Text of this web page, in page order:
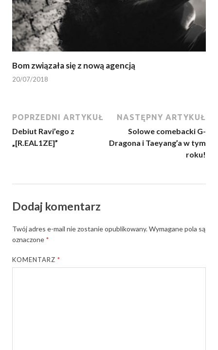
Bom związała się z nową agencją
20/07/2018
POPRZEDNI ARTYKUŁ
Debiut Ravi’ego z
„[R.EAL1ZE]”
NASTĘPNY ARTYKUŁ
Solowe comebacki G-
Dragona i Taeyang’a w tym
roku!
Dodaj komentarz
Twój adres e-mail nie zostanie opublikowany.Wymagane pola są
oznaczone *
KOMENTARZ*